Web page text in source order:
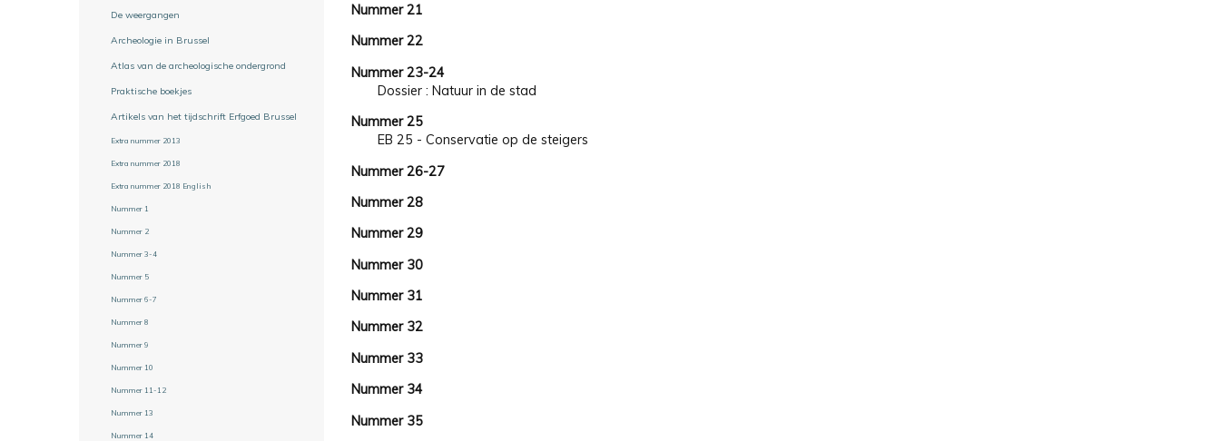
De weergangen
Archeologie in Brussel
Atlas van de archeologische ondergrond
Praktische boekjes
Artikels van het tijdschrift Erfgoed Brussel
Extra nummer 2013
Extra nummer 2018
Extra nummer 2018 English
Nummer 1
Nummer 2
Nummer 3-4
Nummer 5
Nummer 6-7
Nummer 8
Nummer 9
Nummer 10
Nummer 11-12
Nummer 13
Nummer 14
Nummer 21
Nummer 22
Nummer 23-24
Dossier : Natuur in de stad
Nummer 25
EB 25 - Conservatie op de steigers
Nummer 26-27
Nummer 28
Nummer 29
Nummer 30
Nummer 31
Nummer 32
Nummer 33
Nummer 34
Nummer 35